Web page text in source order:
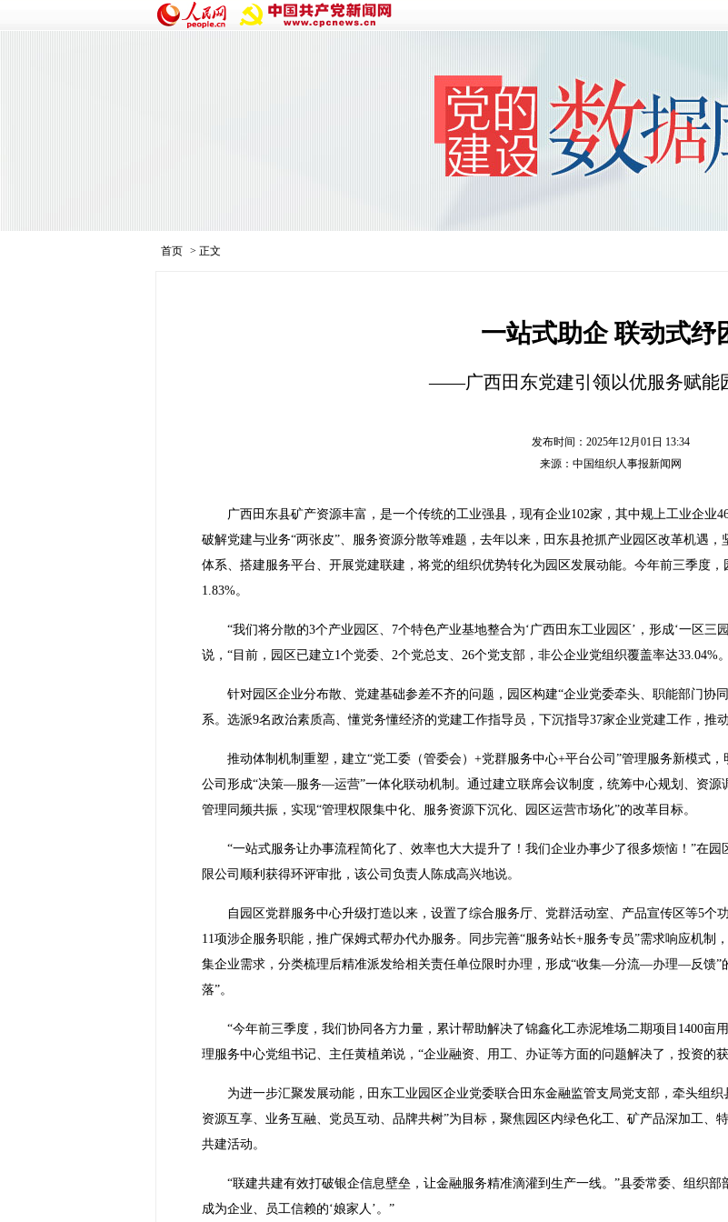
首页 > 正文
一站式助企 联动式纾
——广西田东党建引领以优服务赋能
发布时间：2025年12月01日 13:34
来源：中国组织人事报新闻网
广西田东县矿产资源丰富，是一个传统的工业强县，现有企业102家，其中规上工业企业
破解党建与业务“两张皮”、服务资源分散等难题，去年以来，田东县抢抓产业园区改革机遇
体系、搭建服务平台、开展党建联建，将党的组织优势转化为园区发展动能。今年前三季度
1.83%。
“我们将分散的3个产业园区、7个特色产业基地整合为‘广西田东工业园区’，形成‘一区三
说，“目前，园区已建立1个党委、2个党总支、26个党支部，非公企业党组织覆盖率达33.04%
针对园区企业分布散、党建基础参差不齐的问题，园区构建“企业党委牵头、职能部门协
系。选派9名政治素质高、懂党务懂经济的党建工作指导员，下沉指导37家企业党建工作，推
推动体制机制重塑，建立“党工委（管委会）+党群服务中心+平台公司”管理服务新模式
公司形成“决策—服务—运营”一体化联动机制。通过建立联席会议制度，统筹中心规划、资源
管理同频共振，实现“管理权限集中化、服务资源下沉化、园区运营市场化”的改革目标。
“一站式服务让办事流程简化了、效率也大大提升了！我们企业办事少了很多烦恼！”在
限公司顺利获得环评审批，该公司负责人陈成高兴地说。
自园区党群服务中心升级打造以来，设置了综合服务厅、党群活动室、产品宣传区等5个
11项涉企服务职能，推广保姆式帮办代办服务。同步完善“服务站长+服务专员”需求响应机制
集企业需求，分类梳理后精准派发给相关责任单位限时办理，形成“收集—分流—办理—反馈”
落”。
“今年前三季度，我们协同各方力量，累计帮助解决了锦鑫化工赤泥堆场二期项目1400亩
理服务中心党组书记、主任黄植弟说，“企业融资、用工、办证等方面的问题解决了，投资的
为进一步汇聚发展动能，田东工业园区企业党委联合田东金融监管支局党支部，牵头组织
资源互享、业务互融、党员互动、品牌共树”为目标，聚焦园区内绿色化工、矿产品深加工、
共建活动。
“联建共建有效打破银企信息壁垒，让金融服务精准滴灌到生产一线。”县委常委、组织部
成为企业、员工信赖的‘娘家人’。”